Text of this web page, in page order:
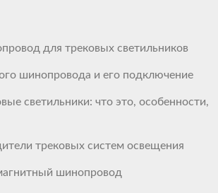
для трековых светильников
шинопровода и его подключение
светильники: что это, особенности,
трековых систем освещения
шинопровод